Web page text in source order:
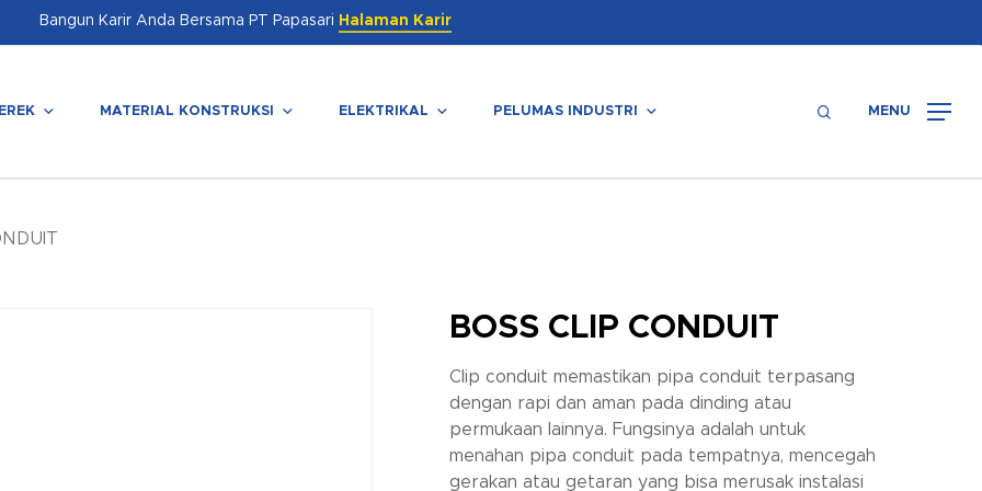
Bangun Karir Anda Bersama PT Papasari Halaman Karir
MATERIAL KONSTRUKSI ELEKTRIKAL PELUMAS INDUSTRI searchMENU
BOSS CLIP CONDUIT
Clip conduit memastikan pipa conduit terpasang
dengan rapi dan aman pada dinding atau
permukaan lainnya. Fungsinya adalah untuk
menahan pipa conduit pada tempatnya, mencegah
gerakan atau getaran yang bisa merusak instalasi